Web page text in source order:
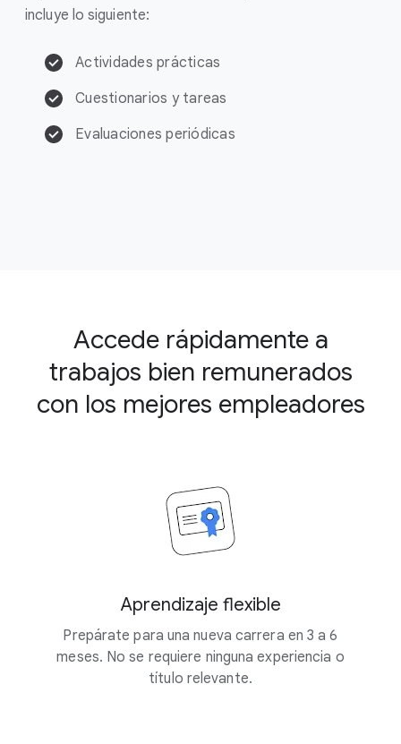
incluye lo siguiente:
Actividades prácticas
Cuestionarios y tareas
Evaluaciones periódicas
Accede rápidamente a
trabajos bien remunerados
con los mejores empleadores
Aprendizaje flexible
Prepárate para una nueva carrera en 3 a 6
meses. No se requiere ninguna experiencia o
título relevante.